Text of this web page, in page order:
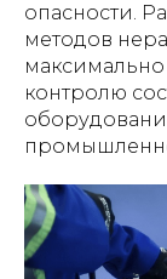
опасности.
методов
контролю